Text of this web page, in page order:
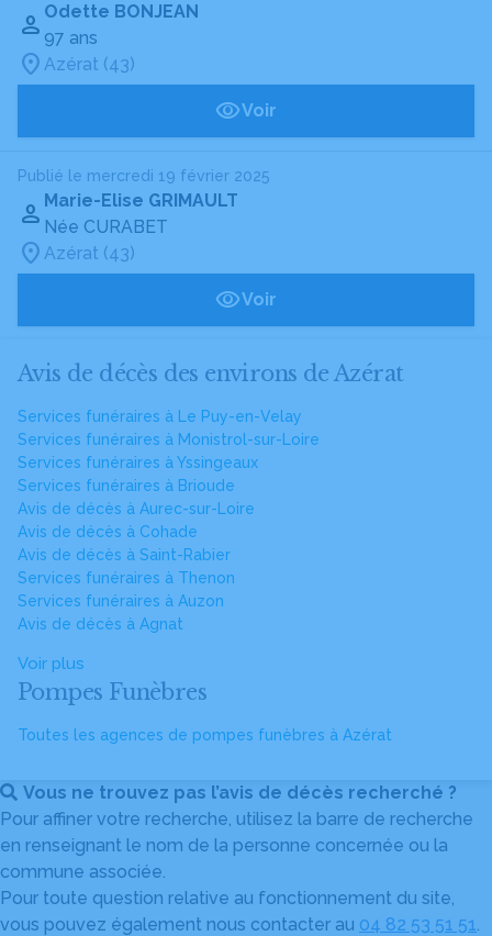
Odette BONJEAN
97 ans
Azérat (43)
Voir
Publié le mercredi 19 février 2025
Marie-Elise GRIMAULT
Née CURABET
Azérat (43)
Voir
Avis de décès des environs de Azérat
Services funéraires à Le Puy-en-Velay
Services funéraires à Monistrol-sur-Loire
Services funéraires à Yssingeaux
Services funéraires à Brioude
Avis de décès à Aurec-sur-Loire
Avis de décès à Cohade
Avis de décès à Saint-Rabier
Services funéraires à Thenon
Services funéraires à Auzon
Avis de décès à Agnat
Voir plus
Pompes Funèbres
Toutes les agences de pompes funèbres à Azérat
Vous ne trouvez pas l’avis de décès recherché ?
Pour affiner votre recherche, utilisez la barre de recherche
en renseignant le nom de la personne concernée ou la
commune associée.
Pour toute question relative au fonctionnement du site,
vous pouvez également nous contacter au 04 82 53 51 51.